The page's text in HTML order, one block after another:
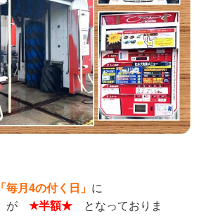
「毎月4の付く日」 に
が ★半額★ となっておりま